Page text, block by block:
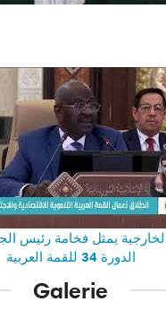
يمثل فخامة رئيس
الدورة 34 للقمة العربية
Galerie